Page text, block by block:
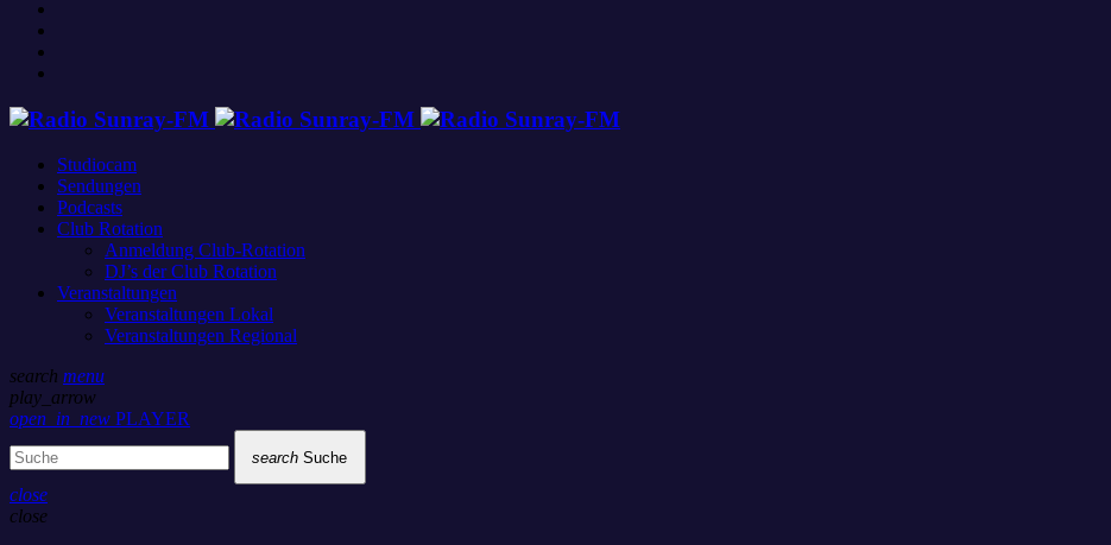
Studiocam
Sendungen
Podcasts
Club Rotation
Anmeldung Club-Rotation
DJ’s der Club Rotation
Veranstaltungen
Veranstaltungen Lokal
Veranstaltungen Regional
search menu
play_arrow
open_in_new PLAYER
search Suche
close
close